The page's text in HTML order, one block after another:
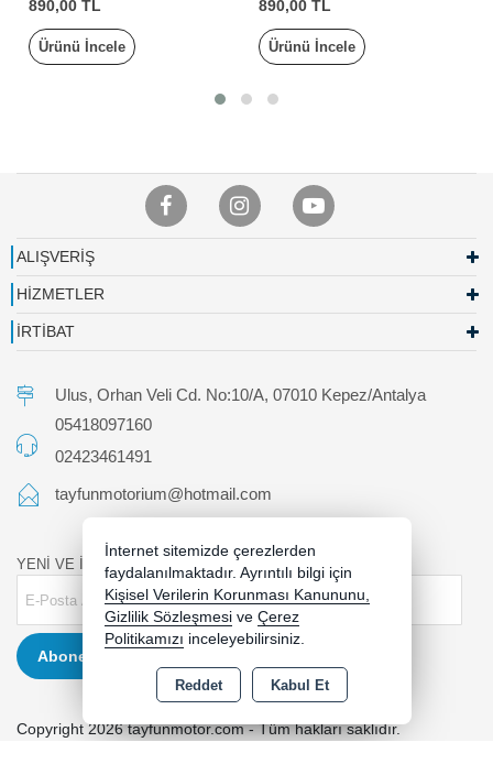
890,00 TL
Ürünü İncele
890,00 TL
Ürünü İncele
ALIŞVERİŞ
HİZMETLER
İRTİBAT
Ulus, Orhan Veli Cd. No:10/A, 07010 Kepez/Antalya
05418097160
02423461491
tayfunmotorium@hotmail.com
YENİ VE İNDİRİMLİ ÜRÜNLERDEN HABERDAR OLUN !
Abone Ol
Copyright 2026 tayfunmotor.com - Tüm hakları saklıdır.
İnternet sitemizde çerezlerden
faydalanılmaktadır. Ayrıntılı bilgi için
Kişisel Verilerin Korunması Kanununu,
Gizlilik Sözleşmesi ve Çerez
Politikamızı inceleyebilirsiniz.
Reddet Kabul Et